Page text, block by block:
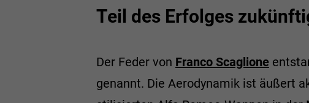
Teil des Erfolges
Der Feder von Franco Scaglione
genannt. Die Aerodynamik ist äußert